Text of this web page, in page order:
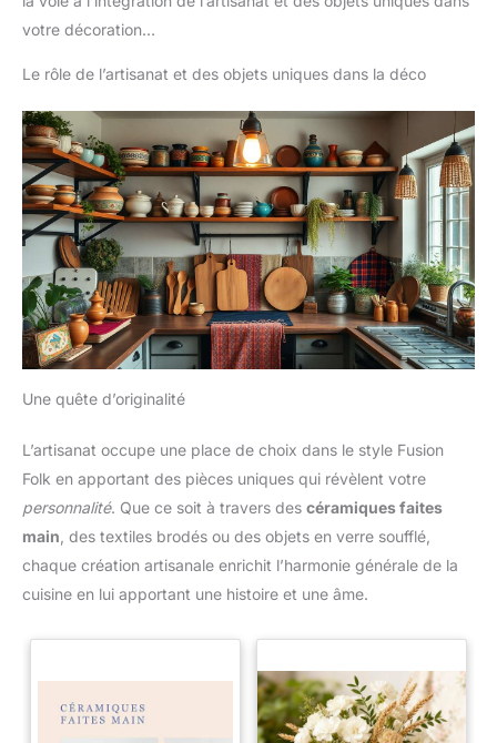
votre décoration…
Le rôle de l’artisanat et des objets uniques dans la déco
Une quête d’originalité
L’artisanat occupe une place de choix dans le style Fusion
Folk en apportant des pièces uniques qui révèlent votre
personnalité. Que ce soit à travers des céramiques faites
main , des textiles brodés ou des objets en verre soufflé,
chaque création artisanale enrichit l’harmonie générale de la
cuisine en lui apportant une histoire et une âme.